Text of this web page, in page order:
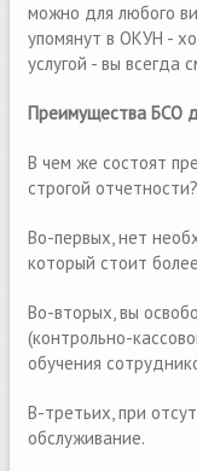
можно для любого
упомянут в ОКУН -
услугой - вы всегда
Преимущества БСО
В чем же состоят
строгой отчетности?
Во-первых, нет
который стоит
Во-вторых, вы
(контрольно-
обучения
В-третьих, при
обслуживание.